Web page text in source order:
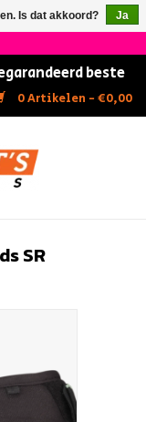
×
beste
0 Artikelen - €0,00
SR
Is dat akkoord?
Ja